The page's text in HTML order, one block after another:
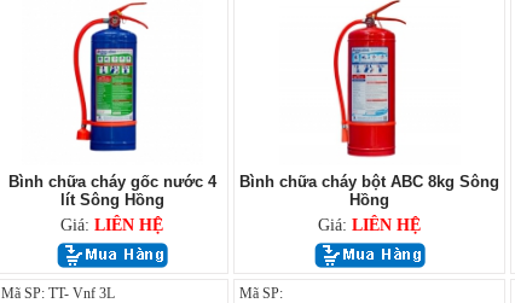
Bình chữa cháy gốc nước 4
lít Sông Hồng
Giá: LIÊN HỆ
Bình chữa cháy bột ABC 8kg Sông
Hồng
Giá: LIÊN HỆ
Mã SP: TT- Vnf 3L Mã SP: